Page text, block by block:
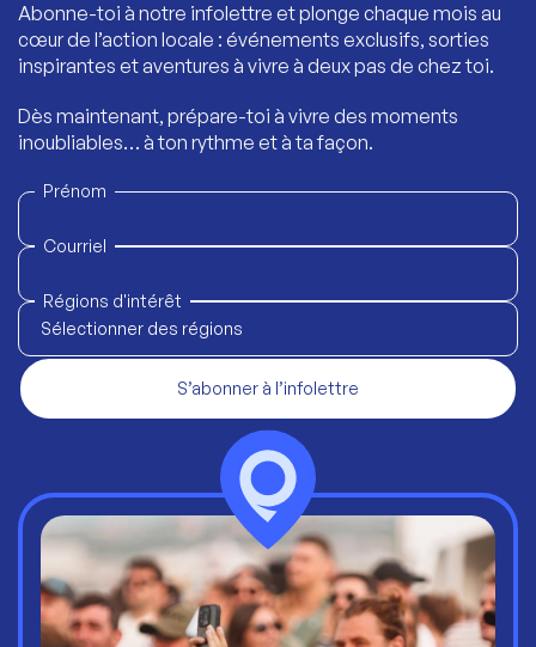
Abonne-toi à notre infolettre et plonge chaque mois au
cœur de l’action locale : événements exclusifs, sorties
inspirantes et aventures à vivre à deux pas de chez toi.
Dès maintenant, prépare-toi à vivre des moments
inoubliables… à ton rythme et à ta façon.
Prénom
Courriel
Régions d'intérêt
Sélectionner des régions
S’abonner à l’infolettre